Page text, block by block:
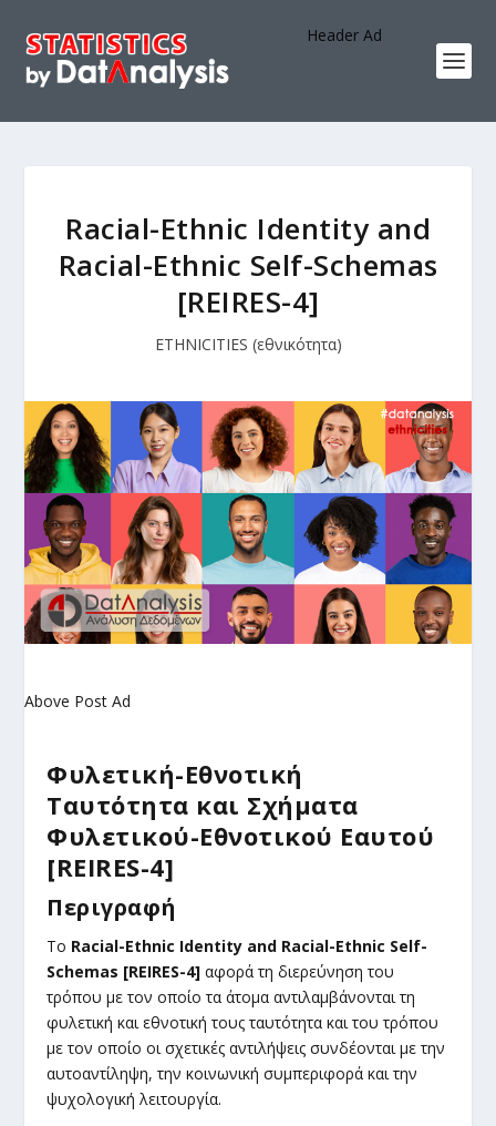
Header Ad
Racial-Ethnic Identity and
Racial-Ethnic Self-Schemas
[REIRES-4]
ETHNICITIES (εθνικότητα)
Above Post Ad
Φυλετική-Εθνοτική
Ταυτότητα και Σχήματα
Φυλετικού-Εθνοτικού Εαυτού
[REIRES-4]
Περιγραφή
Το Racial-Ethnic Identity and Racial-Ethnic Self-
Schemas [REIRES-4] αφορά τη διερεύνηση του
τρόπου με τον οποίο τα άτομα αντιλαμβάνονται τη
φυλετική και εθνοτική τους ταυτότητα και του τρόπου
με τον οποίο οι σχετικές αντιλήψεις συνδέονται με την
αυτοαντίληψη, την κοινωνική συμπεριφορά και την
ψυχολογική λειτουργία.